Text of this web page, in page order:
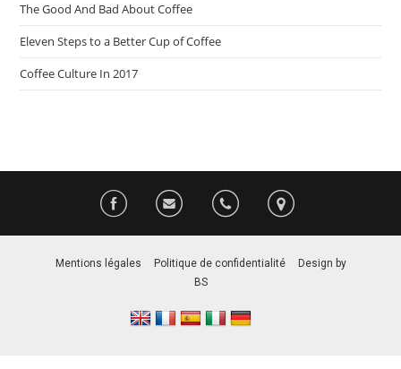
The Good And Bad About Coffee
Eleven Steps to a Better Cup of Coffee
Coffee Culture In 2017
Mentions légales Politique de confidentialité
Design by
BS